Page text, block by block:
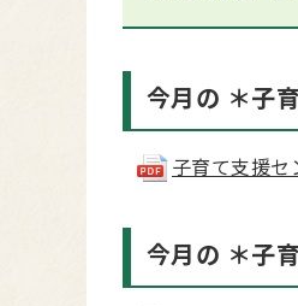
今月の ＊子
子育て支援
今月の ＊子